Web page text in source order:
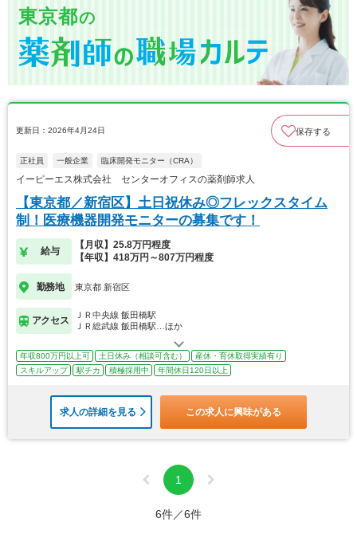
東京都の
更新日：2026年4月24日 保存する
正社員 一般企業 臨床開発モニター（CRA）
イーピーエス株式会社 センターオフィスの薬剤師求人
【東京都／新宿区】土日祝休み◎フレックスタイム
制！医療機器開発モニターの募集です！
給与
【月収】25.8万円程度
【年収】418万円～807万円程度
勤務地 東京都 新宿区
アクセス
ＪＲ中央線 飯田橋駅
ＪＲ総武線 飯田橋駅…ほか
年収800万円以上可 土日休み（相談可含む）
産休・育休取得実績有り
スキルアップ
駅チカ 積極採用中 年間休日120日以上
求人の詳細を見る この求人に興味がある
1
6件／6件